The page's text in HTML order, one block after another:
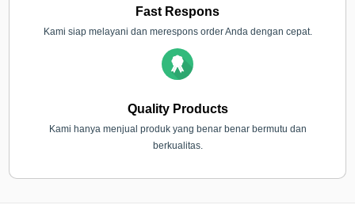
Fast Respons
Kami siap melayani dan merespons order Anda dengan cepat.
Quality Products
Kami hanya menjual produk yang benar benar bermutu dan
berkualitas.